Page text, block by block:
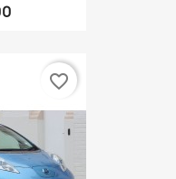
favorite_border